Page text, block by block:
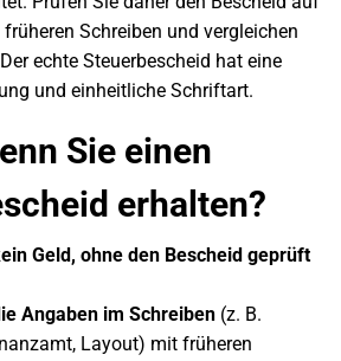
Schreiben und vergleichen
echte Steuerbescheid hat eine
und einheitliche Schriftart.
Sie einen
erhalten?
Geld, ohne den Bescheid geprüft
Angaben im Schreiben (z. B.
Layout) mit früheren